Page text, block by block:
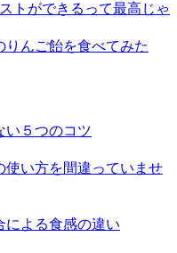
トができるって最高じゃ
りんご飴を食べてみた
い５つのコツ
使い方を間違っていませ
による食感の違い